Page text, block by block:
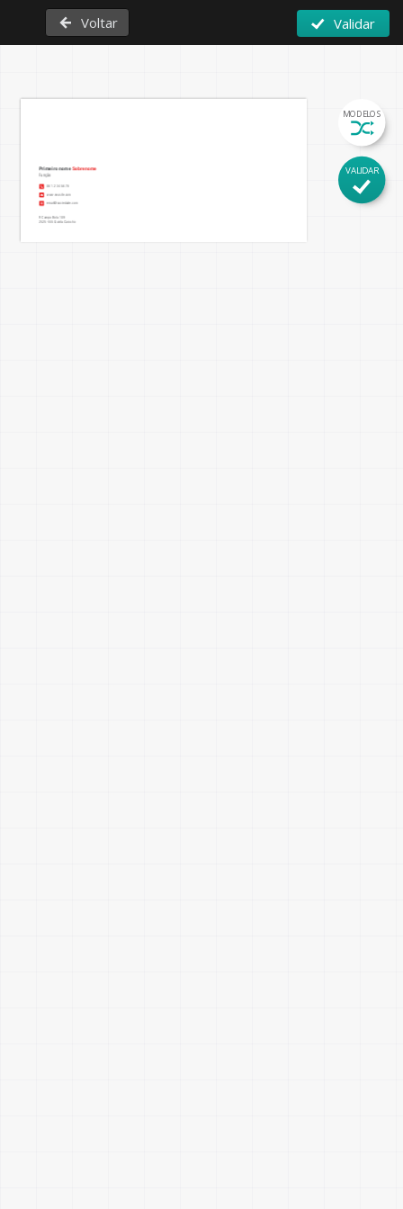
Voltar Validar
MODELOS
VALIDAR
R Campo Bola 109
2525-555 Quinta Carocho
www.seusite.com
06 12 34 56 78
email@sociedade.com
Função
Primeiro nome Sobrenome